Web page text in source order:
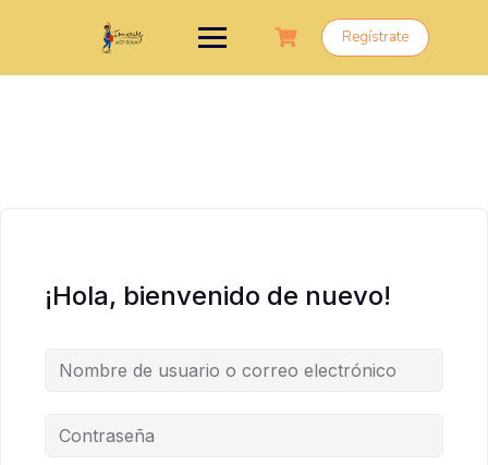
Regístrate
¡Hola, bienvenido de nuevo!